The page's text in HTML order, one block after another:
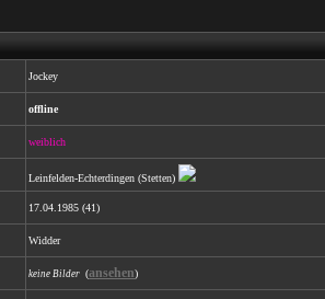
Jockey
offline
weiblich
Leinfelden-Echterdingen (Stetten)
17.04.1985 (41)
Widder
keine Bilder (ansehen)